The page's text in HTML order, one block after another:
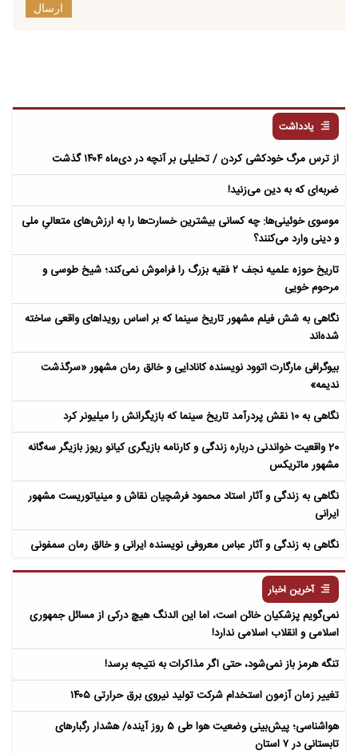
ارسال
یادداشت
از ترس مرگ خودکشی کردن / تحلیلی بر آنچه در دی‌ماه ۱۴۰۴ گذشت
ضربه‌ای که به دین می‌زنید!
موسوی خوئینی‌ها: چه کسانی بیشترین خسارت‌ها را به ارزش‌های متعالیِ ملی
و دینی وارد می‌کنند؟
تاریخ حوزه علمیه نجف ۲ فقیه بزرگ را فراموش نمی‌کند؛ شیخ طوسی و
مرحوم خویی
نگاهی به شش فیلم مشهور تاریخ سینما که بر اساس رویداهای واقعی ساخته
شده‌اند
بیوگرافی مارگارت اتوود نویسنده کانادایی و خالق رمان مشهور «سرگذشت
ندیمه»
نگاهی به 10 نقش پردرآمد تاریخ سینما که بازیگرانش را میلیونر کرد
20 واقعیت خواندنی درباره زندگی و کارنامه بازیگری کیانو ریوز بازیگر سه‌گانه
مشهور ماتریکس
نگاهی به زندگی و آثار استاد محمود فرشچیان نقاش و مینیاتوریست مشهور
ایرانی
نگاهی به زندگی و آثار عباس معروفی نویسنده ایرانی و خالق رمان سمفونی
آخرین اخبار
نمی‌گویم پزشکیان خائن است، اما این الدنگ هیچ درکی از مسائل جمهوری
اسلامی و انقلاب اسلامی ندارد!
تنگه هرمز باز نمی‌شود، حتی اگر مذاکرات به نتیجه برسد!
تغییر زمان آزمون استخدام شرکت تولید نیروی برق حرارتی ۱۴۰۵
هواشناسی؛ پیش‌بینی وضعیت هوا طی ۵ روز آینده/ هشدار رگبارهای
تابستانی در ۷ استان